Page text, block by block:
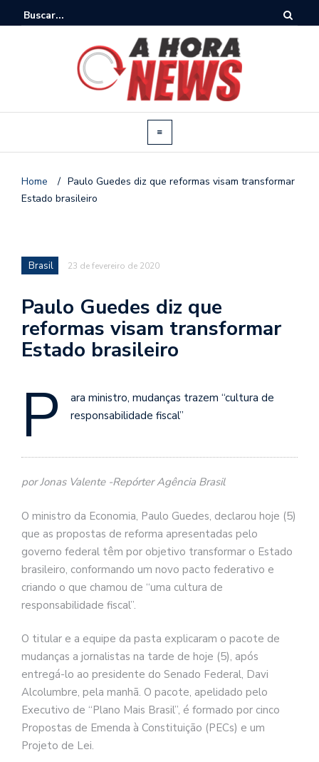
Home / Paulo Guedes diz que reformas visam transformar
Estado brasileiro
Brasil 23 de fevereiro de 2020
Paulo Guedes diz que
reformas visam transformar
Estado brasileiro
P
ara ministro, mudanças trazem “cultura de
responsabilidade fiscal”
por Jonas Valente -Repórter Agência Brasil
O ministro da Economia, Paulo Guedes, declarou hoje (5)
que as propostas de reforma apresentadas pelo
governo federal têm por objetivo transformar o Estado
brasileiro, conformando um novo pacto federativo e
criando o que chamou de “uma cultura de
responsabilidade fiscal”.
O titular e a equipe da pasta explicaram o pacote de
mudanças a jornalistas na tarde de hoje (5), após
entregá-lo ao presidente do Senado Federal, Davi
Alcolumbre, pela manhã. O pacote, apelidado pelo
Executivo de “Plano Mais Brasil”, é formado por cinco
Propostas de Emenda à Constituição (PECs) e um
Projeto de Lei.